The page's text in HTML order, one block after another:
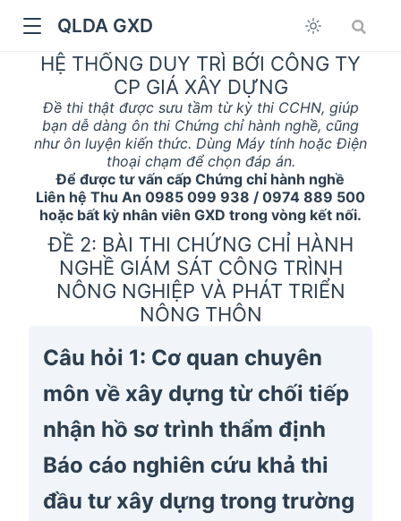
QLDA GXD
HỆ THỐNG DUY TRÌ BỞI CÔNG TY
CP GIÁ XÂY DỰNG
Đề thi thật được sưu tầm từ kỳ thi CCHN, giúp
bạn dễ dàng ôn thi Chứng chỉ hành nghề, cũng
như ôn luyện kiến thức. Dùng Máy tính hoặc Điện
thoại chạm để chọn đáp án.
Để được tư vấn cấp Chứng chỉ hành nghề
Liên hệ Thu An 0985 099 938 / 0974 889 500
hoặc bất kỳ nhân viên GXD trong vòng kết nối.
ĐỀ 2: BÀI THI CHỨNG CHỈ HÀNH
NGHỀ GIÁM SÁT CÔNG TRÌNH
NÔNG NGHIỆP VÀ PHÁT TRIỂN
NÔNG THÔN
Câu hỏi 1: Cơ quan chuyên
môn về xây dựng từ chối tiếp
nhận hồ sơ trình thẩm định
Báo cáo nghiên cứu khả thi
đầu tư xây dựng trong trường